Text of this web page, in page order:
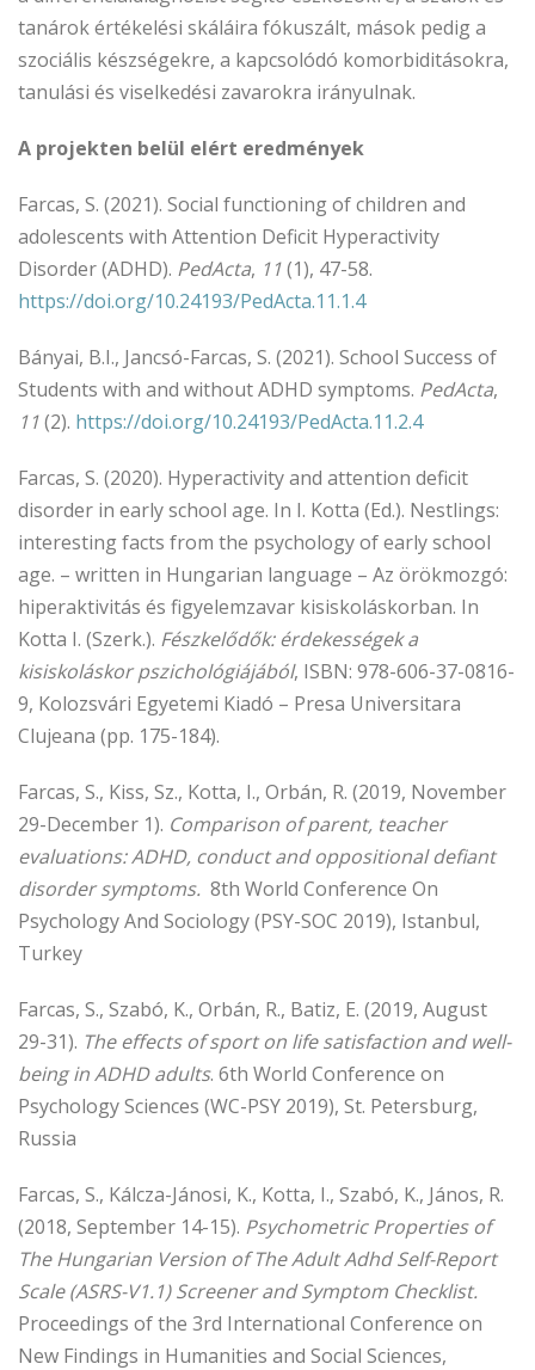
tanárok értékelési skáláira fókuszált, mások pedig a
szociális készségekre, a kapcsolódó komorbiditásokra,
tanulási és viselkedési zavarokra irányulnak.
A projekten belül elért eredmények
Farcas, S. (2021). Social functioning of children and
adolescents with Attention Deficit Hyperactivity
Disorder (ADHD). PedActa, 11(1), 47-58.
https://doi.org/10.24193/PedActa.11.1.4
Bányai, B.I., Jancsó-Farcas, S. (2021). School Success of
Students with and without ADHD symptoms. PedActa,
11(2). https://doi.org/10.24193/PedActa.11.2.4
Farcas, S. (2020). Hyperactivity and attention deficit
disorder in early school age. In I. Kotta (Ed.). Nestlings:
interesting facts from the psychology of early school
age. – written in Hungarian language – Az örökmozgó:
hiperaktivitás és figyelemzavar kisiskoláskorban. In
Kotta I. (Szerk.). Fészkelődők: érdekességek a
kisiskoláskor pszichológiájából, ISBN: 978-606-37-0816-
9, Kolozsvári Egyetemi Kiadó – Presa Universitara
Clujeana (pp. 175-184).
Farcas, S., Kiss, Sz., Kotta, I., Orbán, R. (2019, November
29-December 1). Comparison of parent, teacher
evaluations: ADHD, conduct and oppositional defiant
disorder symptoms. 8th World Conference On
Psychology And Sociology (PSY-SOC 2019), Istanbul,
Turkey
Farcas, S., Szabó, K., Orbán, R., Batiz, E. (2019, August
29-31). The effects of sport on life satisfaction and well-
being in ADHD adults. 6th World Conference on
Psychology Sciences (WC-PSY 2019), St. Petersburg,
Russia
Farcas, S., Kálcza-Jánosi, K., Kotta, I., Szabó, K., János, R.
(2018, September 14-15). Psychometric Properties of
The Hungarian Version of The Adult Adhd Self-Report
Scale (ASRS-V1.1) Screener and Symptom Checklist.
Proceedings of the 3rd International Conference on
New Findings in Humanities and Social Sciences,